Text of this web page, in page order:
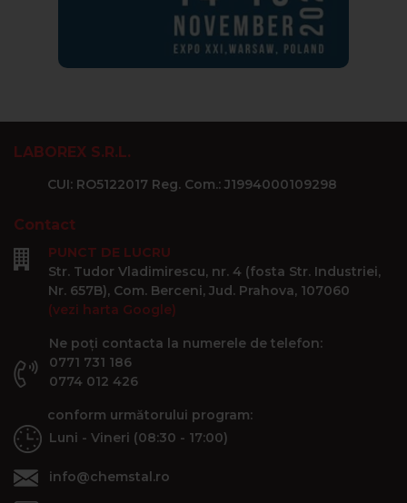
LABOREX S.R.L.
CUI: RO5122017 Reg. Com.: J1994000109298
Contact
PUNCT DE LUCRU
Str. Tudor Vladimirescu, nr. 4 (fosta Str. Industriei,
Nr. 657B), Com. Berceni, Jud. Prahova, 107060
(vezi harta Google)
Ne poți contacta la numerele de telefon:
0771 731 186
0774 012 426
conform următorului program:
Luni - Vineri (08:30 - 17:00)
info@chemstal.ro